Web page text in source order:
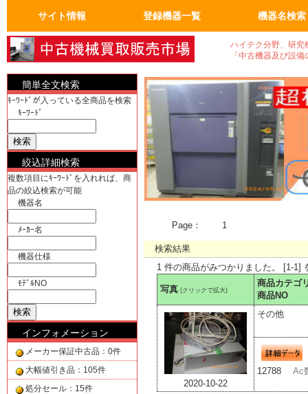
サイト情報
トップページ
FAQ：よくある質問
人気の商品
会員ページ
運営会社概要
登録機器一覧
真空機器・真空ポンプ 真空機器
真空ポンプ
真空コンポーネント
試験・検査機
洗浄、クリーニンク゛
加熱機、冷却機
分析機器
計測、計量機・顕微鏡 計測、計量機
顕微鏡
汎用理化学機器
電気計測器・光学関連 電気計測器
光学関連
物流、包装、保管
成形、樹脂、フィルム
クリーンルーム関係
電気機器、部品
工作機械、加工機
ユーティリティ機器
半導体・実装機器関連 半導体関連
実装機器関連
バイオ関連
OA事務什器・その他 OA事務什器
その他
機器名検索
ハイテク分野、研究
「中古機器及び設
簡単全文検索
ｷｰﾜｰﾄﾞが入っている全商品を検索
ｷｰﾜｰﾄﾞ
絞込詳細検索
複数項目にｷｰﾜｰﾄﾞを入れれば、商
品の絞込検索が可能
機器名
ﾒｰｶｰ名
機器仕様
ﾓﾃﾞﾙNO
インフォメーション
メーカー保証中古品：0件
大幅値引き品：105件
処分セール：15件
Page： 1
検索結果
1 件の商品がみつかりました。 [1-1]
写真 (クリックで拡大)
商品カテゴ
商品NO
2020-10-22
その他
12788 Ac